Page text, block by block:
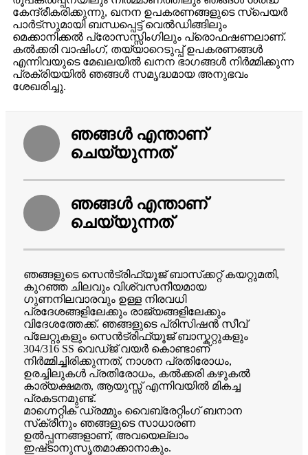
കേന്ദ്രീകരിക്കുന്നു, ഖനന ഉപകരണങ്ങളുടെ സ്പെയർ
പാർട്‌സുമായി ബന്ധപ്പെട്ട് വെൽഡിങ്ങിലും
മെക്കാനിക്കൽ പ്രോസസ്സിംഗിലും പ്രൊഫഷണലാണ്.
കൽക്കരി വാഷിംഗ്, തയ്യാറെടുപ്പ് ഉപകരണങ്ങൾ
എന്നിവയുടെ മേഖലയിൽ ഖനന ഭാഗങ്ങൾ നിർമ്മിക്കുന്ന
പ്രക്രിയയിൽ ഞങ്ങൾ സമൃദ്ധമായ അനുഭവം
ശേഖരിച്ചു.
ഞങ്ങൾ എന്താണ്
ചെയ്യുന്നത്
ഞങ്ങൾ എന്താണ്
ചെയ്യുന്നത്
ഞങ്ങളുടെ സെൻട്രിഫ്യൂജ് ബാസ്‌ക്കറ്റ് കയറ്റുമതി,
കുറഞ്ഞ ചിലവും വിശ്വസനീയമായ
ഗുണനിലവാരവും ഉള്ള നിരവധി
പ്രദേശങ്ങളിലേക്കും രാജ്യങ്ങളിലേക്കും
വിദേശത്തേക്ക്. ഞങ്ങളുടെ പ്രിസിഷൻ സീവ്
പ്ലേറ്റുകളും സെൻട്രിഫ്യൂജ് ബാസ്കറ്റുകളും
304/316 SS വെഡ്ജ് വയർ കൊണ്ടാണ്
നിർമ്മിച്ചിരിക്കുന്നത്, നാശന പ്രതിരോധം,
ഉരച്ചിലുകൾ പ്രതിരോധം, കൽക്കരി കഴുകൽ
കാര്യക്ഷമത, ആയുസ്സ് എന്നിവയിൽ മികച്ച
പ്രകടനമുണ്ട്.
മാഗ്നെറ്റിക് ഡ്രമ്മും വൈബ്രേറ്റിംഗ് ബനാന
സ്‌ക്രീനും ഞങ്ങളുടെ സാധാരണ
ഉൽപ്പന്നങ്ങളാണ്, അവയെല്ലാം
ഇഷ്‌ടാനുസൃതമാക്കാനാകും.